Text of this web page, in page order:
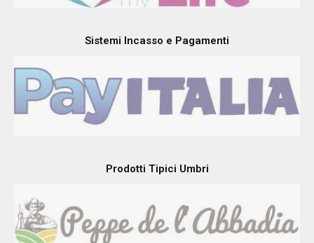
Sistemi Incasso e Pagamenti
Prodotti Tipici Umbri